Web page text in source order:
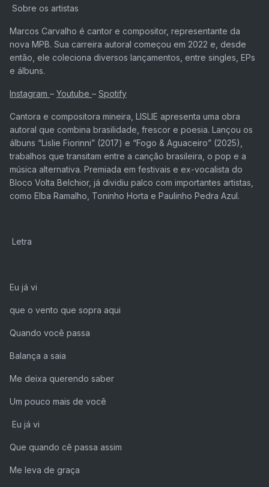
Sobre os artistas
Marcos Carvalho é cantor e compositor, representante da
nova MPB. Sua carreira autoral começou em 2022 e, desde
então, ele coleciona diversos lançamentos, entre singles, EPs
e álbuns.
Instagram – Youtube – Spotify
Cantora e compositora mineira, LISLIE apresenta uma obra
autoral que combina brasilidade, frescor e poesia. Lançou os
álbuns “Lislie Fiorinni” (2017) e “Fogo & Aguaceiro” (2025),
trabalhos que transitam entre a canção brasileira, o pop e a
música alternativa. Premiada em festivais e ex-vocalista do
Bloco Volta Belchior, já dividiu palco com importantes artistas,
como Elba Ramalho, Toninho Horta e Paulinho Pedra Azul.
Letra
Eu já vi
que o vento que sopra aqui
Quando você passa
Balança a saia
Me deixa querendo saber
Um pouco mais de você
Eu já vi
Que quando cê passa assim
Me leva de graça